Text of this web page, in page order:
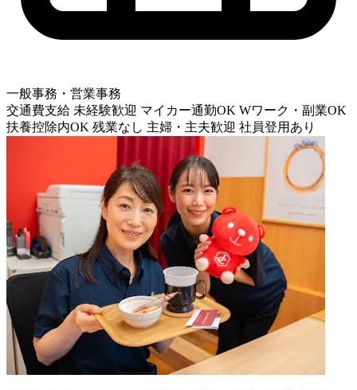
一般事務・営業事務
交通費支給 未経験歓迎 マイカー通勤OK Wワーク・副業OK
扶養控除内OK 残業なし 主婦・主夫歓迎 社員登用あり